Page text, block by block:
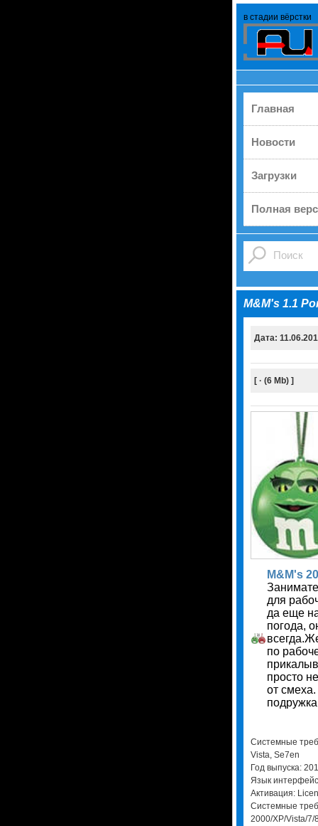
в стадии вёрстки
Главная
Новости
Загрузки
Полная
M&M's 1.1
Дата:
[ · (6 Mb) ]
M&M's
для
да еще
погода,
по
просто
от
Системные
Vista, Se7en
Год выпуска:
Язык
Активация:
Системные
2000/XP/Vista/7/